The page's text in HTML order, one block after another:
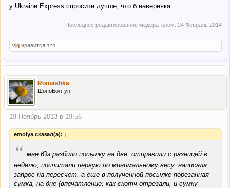
у Ukraine Express спросите лучше, что б наверняка
Последнее редактирование модератором: 24 Февраль 2014
vjg нравится это.
Romashka
ШопоБолтун
19 Ноябрь 2013 в 19:56
emolya сказал(а): ↑
“ мне Юэ разбило посылку на две, отправили с разницей в
неделю, посчитали первую по минимальному весу, написала
запрос на пересчет. а еще в полученной посылке порезанная
сумка, на дне (впечатление: как скотч отрезали, и сумку